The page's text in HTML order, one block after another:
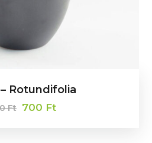
Rotundifolia
Ft 700 Ft